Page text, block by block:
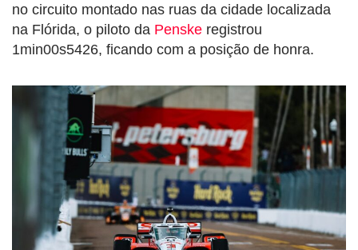
no circuito montado nas ruas da cidade localizada
na Flórida, o piloto da Penske registrou
1min00s5426, ficando com a posição de honra.